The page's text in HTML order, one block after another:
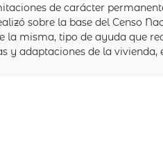
de carácter
sobre la base del Censo
misma, tipo de ayuda que
y adaptaciones de la vivienda,